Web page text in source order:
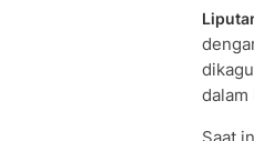
dalam